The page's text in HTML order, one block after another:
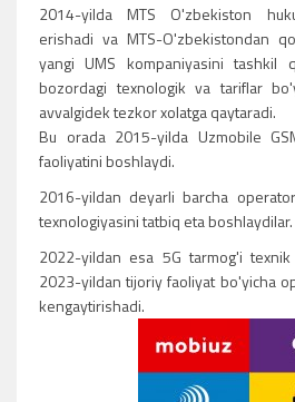
2014-yilda MTS O'zbekiston
erishadi va MTS-O'zbekistondan
yangi UMS kompaniyasini tashkil
bozordagi texnologik va tariflar
avvalgidek tezkor xolatga qaytaradi.
Bu orada 2015-yilda Uzmobile
faoliyatini boshlaydi.
2016-yildan deyarli barcha
texnologiyasini tatbiq eta boshlaydilar.
2022-yildan esa 5G tarmog'i
2023-yildan tijoriy faoliyat bo'yicha
kengaytirishadi.